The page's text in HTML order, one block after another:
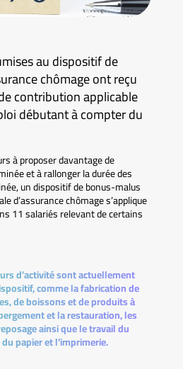
au dispositif de
chômage ont reçu
contribution applicable
débutant à compter du
à proposer davantage de
et à rallonger la durée des
un dispositif de bonus-malus
d’assurance chômage s’applique
11 salariés relevant de certains
d’activité sont actuellement
comme la fabrication de
de boissons et de produits à
et la restauration, les
ainsi que le travail du
papier et l’imprimerie.